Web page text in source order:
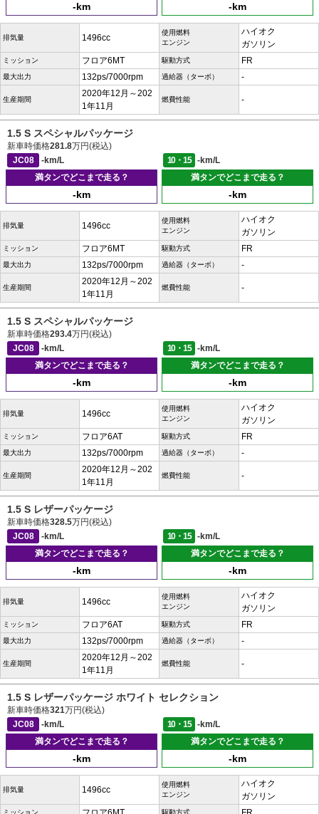
-km -km
排気量 1496cc
使用燃料
エンジン
ハイオク
ガソリン
ミッション フロア6MT 駆動方式 FR
最大出力 132ps/7000rpm 過給器（ターボ） -
生産期間
2020年12月～202
1年11月
燃費性能 -
1.5 S スペシャルパッケージ
新車時価格281.8万円(税込)
JC08
-km/L 10・15
-km/L
満タンでどこまで走る？
-km
満タンでどこまで走る？
-km
排気量 1496cc
使用燃料
エンジン
ハイオク
ガソリン
ミッション フロア6MT 駆動方式 FR
最大出力 132ps/7000rpm 過給器（ターボ） -
生産期間
2020年12月～202
1年11月
燃費性能 -
1.5 S スペシャルパッケージ
新車時価格293.4万円(税込)
JC08
-km/L 10・15
-km/L
満タンでどこまで走る？
-km
満タンでどこまで走る？
-km
排気量 1496cc
使用燃料
エンジン
ハイオク
ガソリン
ミッション フロア6AT 駆動方式 FR
最大出力 132ps/7000rpm 過給器（ターボ） -
生産期間
2020年12月～202
1年11月
燃費性能 -
1.5 S レザーパッケージ
新車時価格328.5万円(税込)
JC08
-km/L 10・15
-km/L
満タンでどこまで走る？
-km
満タンでどこまで走る？
-km
排気量 1496cc
使用燃料
エンジン
ハイオク
ガソリン
ミッション フロア6AT 駆動方式 FR
最大出力 132ps/7000rpm 過給器（ターボ） -
生産期間
2020年12月～202
1年11月
燃費性能 -
1.5 S レザーパッケージ ホワイト セレクション
新車時価格321万円(税込)
JC08
-km/L 10・15
-km/L
満タンでどこまで走る？
-km
満タンでどこまで走る？
-km
排気量 1496cc
使用燃料
エンジン
ハイオク
ガソリン
ミッション 駆動方式